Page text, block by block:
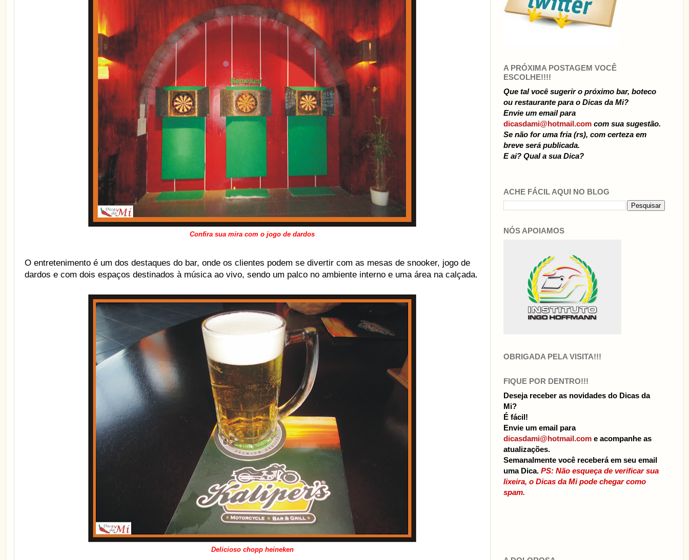
Confira sua mira com o jogo de dardos
O entretenimento é um dos destaques do bar, onde os clientes podem se divertir com as mesas de snooker, jogo de
dardos e com dois espaços destinados à música ao vivo, sendo um palco no ambiente interno e uma área na calçada.
Delicioso chopp heineken
A PRÓXIMA POSTAGEM VOCÊ
ESCOLHE!!!!
Que tal você sugerir o próximo bar, boteco
ou restaurante para o Dicas da Mi?
Envie um email para
dicasdami@hotmail.com com sua sugestão.
Se não for uma fria (rs), com certeza em
breve será publicada.
E ai? Qual a sua Dica?
ACHE FÁCIL AQUI NO BLOG
NÓS APOIAMOS
OBRIGADA PELA VISITA!!!
FIQUE POR DENTRO!!!
Deseja receber as novidades do Dicas da
Mi?
É fácil!
Envie um email para
dicasdami@hotmail.com e acompanhe as
atualizações.
Semanalmente você receberá em seu email
uma Dica. PS: Não esqueça de verificar sua
lixeira, o Dicas da Mi pode chegar como
spam.